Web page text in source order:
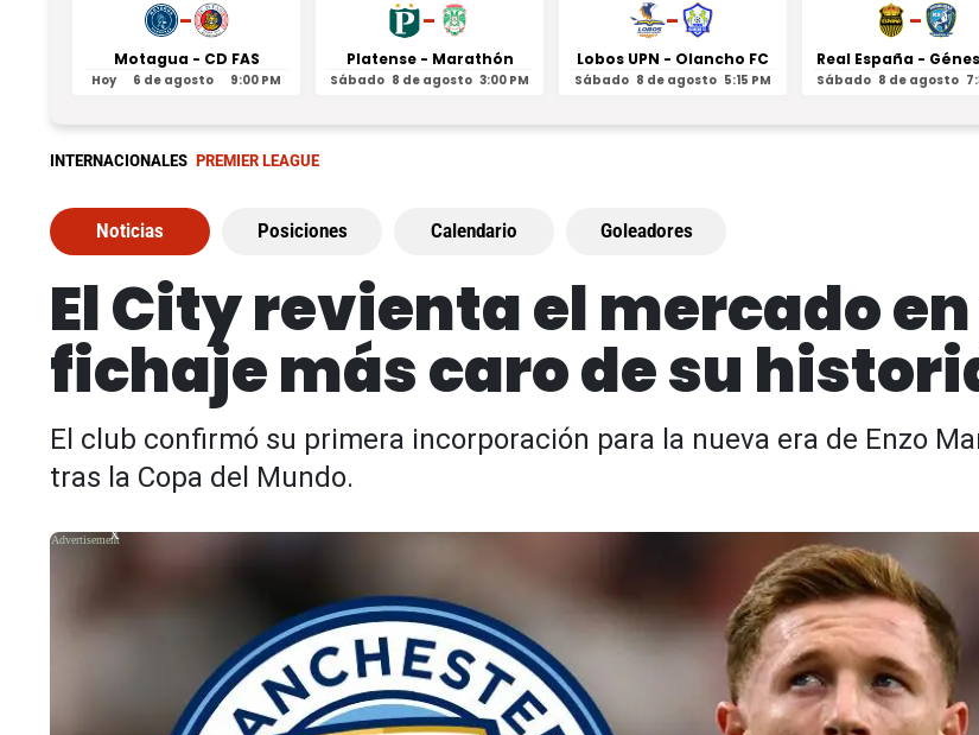
-
Motagua - CD FAS
Hoy 6 de agosto 9:00 PM
-
Platense - Marathón
Sábado 8 de agosto 3:00 PM
-
Lobos UPN - Olancho FC
Sábado 8 de agosto 5:15 PM
-
Real España -
Sábado 8 de agosto
INTERNACIONALES PREMIER LEAGUE
Noticias Posiciones Calendario Goleadores
El City revienta el mercado
fichaje más caro de su
El club confirmó su primera incorporación para la nueva era de Enzo
tras la Copa del Mundo.
X